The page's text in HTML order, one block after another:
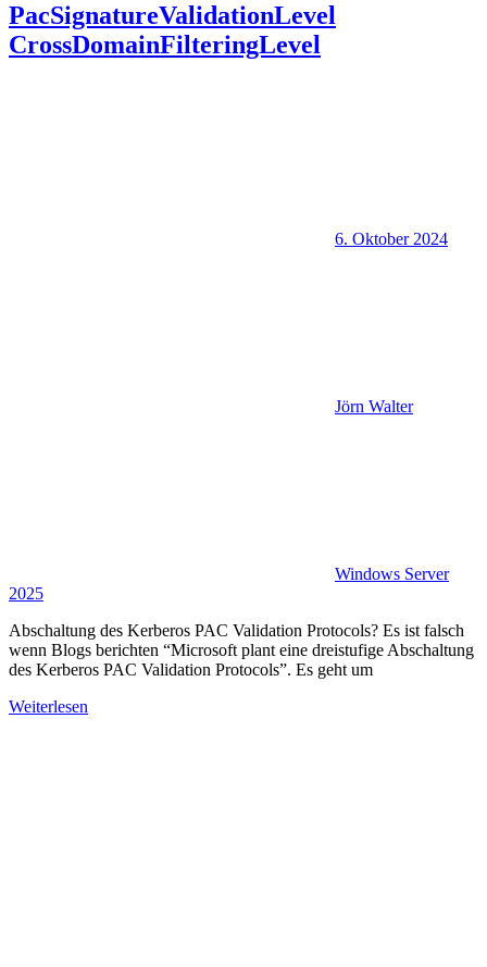
PacSignatureValidationLevel
CrossDomainFilteringLevel
6. Oktober 2024
Jörn Walter
Windows Server
2025
Abschaltung des Kerberos PAC Validation Protocols? Es ist falsch
wenn Blogs berichten “Microsoft plant eine dreistufige Abschaltung
des Kerberos PAC Validation Protocols”. Es geht um
Weiterlesen